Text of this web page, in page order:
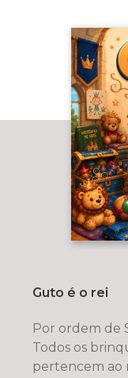
Guto é o rei
Por ordem de
Todos os
pertencem ao rei. Toda a atenção